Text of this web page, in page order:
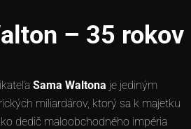
– 35 rokov
Sama Waltona je jediným
miliardárov, ktorý sa k majetku
dedič maloobchodného impéria